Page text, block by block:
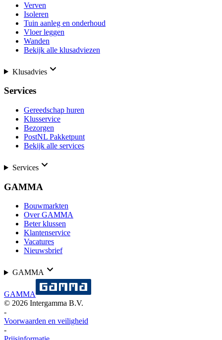
Verven
Isoleren
Tuin aanleg en onderhoud
Vloer leggen
Wanden
Bekijk alle klusadviezen
Klusadvies
Services
Gereedschap huren
Klusservice
Bezorgen
PostNL Pakketpunt
Bekijk alle services
Services
GAMMA
Bouwmarkten
Over GAMMA
Beter klussen
Klantenservice
Vacatures
Nieuwsbrief
GAMMA
GAMMA
© 2026 Intergamma B.V.
-
Voorwaarden en veiligheid
-